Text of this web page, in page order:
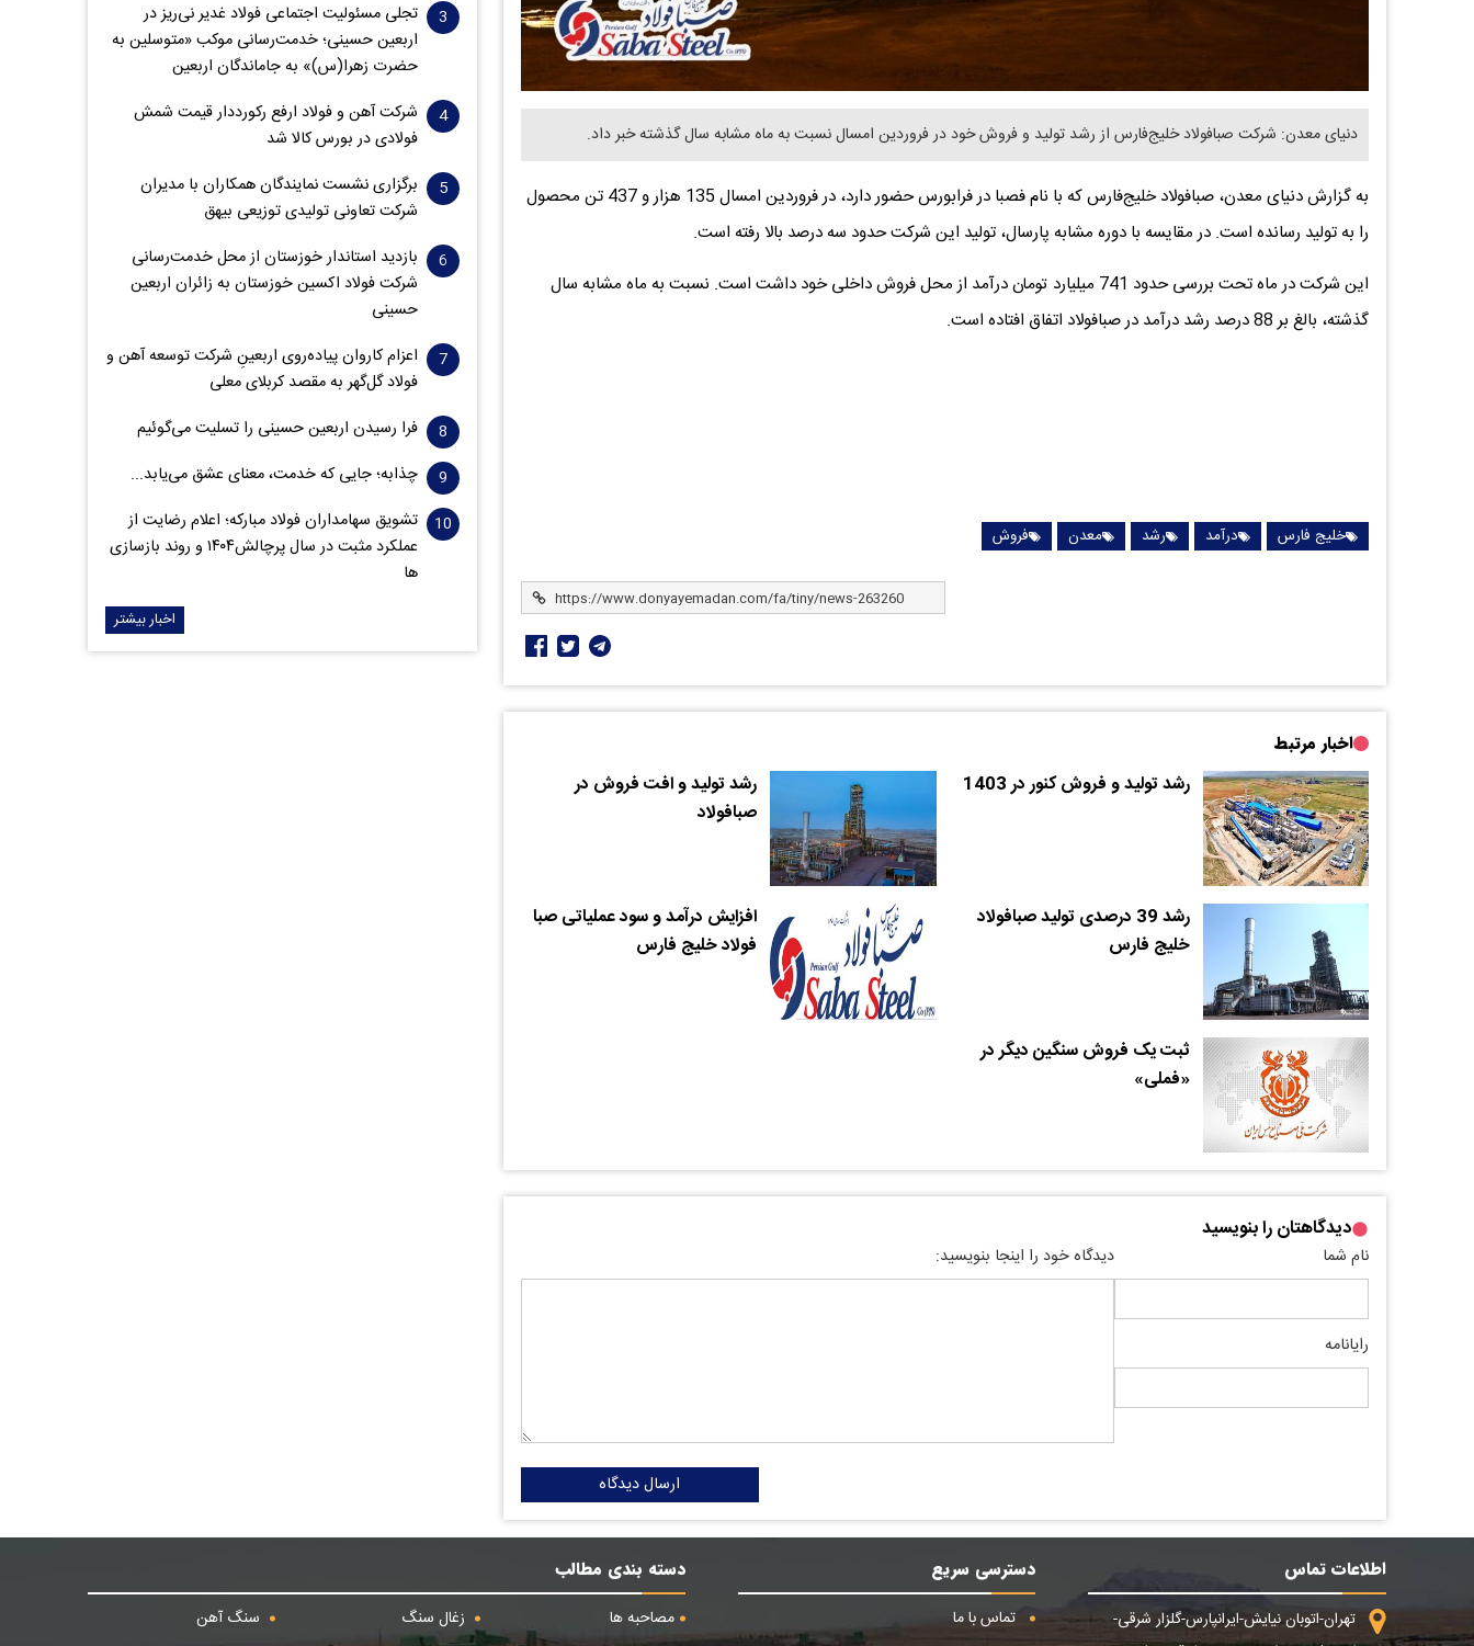
دنیای معدن: شرکت صبافولاد خلیج‌‌فارس از رشد تولید و فروش خود در فروردین امسال نسبت به ماه مشابه سال گذشته خبر داد.
به گزارش دنیای معدن، صبافولاد خلیج‌فارس که با نام فصبا در فرابورس حضور دارد، در فروردین امسال 135 هزار و 437 تن محصول
را به تولید رسانده است. در مقایسه با دوره مشابه پارسال، تولید این شرکت حدود سه درصد بالا رفته است.
این شرکت در ماه تحت بررسی حدود 741 میلیارد تومان درآمد از محل فروش داخلی خود داشت است. نسبت به ماه مشابه سال
گذشته، بالغ بر 88 درصد رشد درآمد در صبافولاد اتفاق افتاده است.
خلیج فارس درآمد رشد معدن فروش
اخبار مرتبط
رشد تولید و فروش کنور در 1403
​رشد تولید و افت فروش در
صبافولاد
رشد 39 درصدی تولید صبافولاد
خلیج فارس
افزایش درآمد و سود عملیاتی صبا
فولاد خلیج فارس
ثبت یک فروش سنگین دیگر در
«فملی»
دیدگاهتان را بنویسید
نام شما
رایانامه
دیدگاه خود را اینجا بنویسید:
ارسال دیدگاه
تجلی مسئولیت اجتماعی فولاد غدیر نی‌ریز در
اربعین حسینی؛ خدمت‌رسانی موکب «متوسلین به
حضرت زهرا(س)» به جاماندگان اربعین
شرکت آهن و فولاد ارفع رکورددار قیمت شمش
فولادی در بورس کالا شد
برگزاری نشست نمایندگان همکاران با مدیران
شرکت تعاونی تولیدی توزیعی بیهق
بازدید استاندار خوزستان از محل خدمت‌رسانی
شرکت فولاد اکسین خوزستان به زائران اربعین
حسینی
اعزام کاروان پیاده‌روی اربعینِ شرکت توسعه آهن و
فولاد گل‌گهر به مقصد کربلای معلی
فرا رسیدن اربعین حسینی را تسلیت می‌گوئیم
چذابه؛ جایی که خدمت، معنای عشق می‌یابد...
تشویق سهامداران فولاد مبارکه؛ اعلام رضایت از
عملکرد مثبت در سال پرچالش۱۴۰۴ و روند بازسازی
ها
اخبار بیشتر
اطلاعات تماس
تهران-اتوبان نیایش-ایرانپارس-گلزار شرقی-
دسترسی سریع
تماس با ما
دسته بندی مطالب
مصاحبه ها
زغال سنگ سنگ آهن